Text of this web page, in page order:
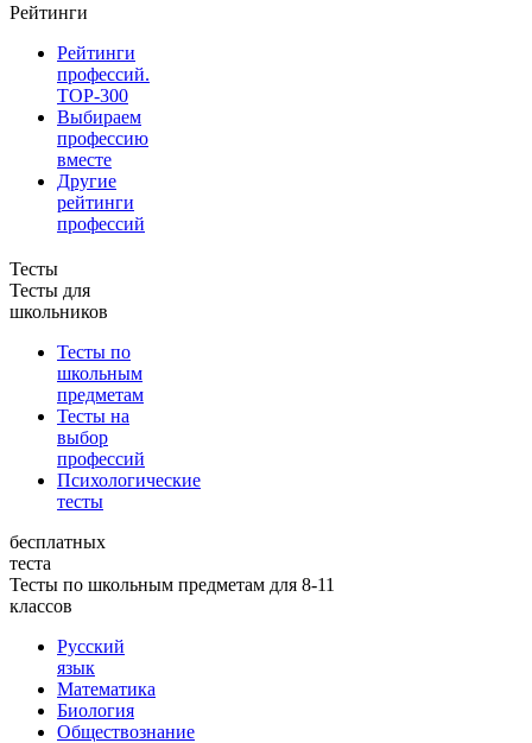
Рейтинги
Рейтинги
профессий.
TOP-300
Выбираем
профессию
вместе
Другие
рейтинги
профессий
Тесты
Тесты для
школьников
Тесты по
школьным
предметам
Тесты на
выбор
профессий
Психологические
тесты
бесплатных
теста
Тесты по школьным предметам для 8-11
классов
Русский
язык
Математика
Биология
Обществознание